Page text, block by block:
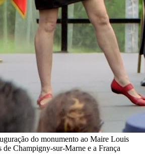
do monumento ao Maire Louis
de Champigny-sur-Marne e a França